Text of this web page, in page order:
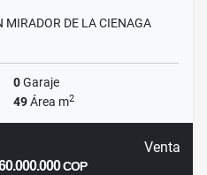
MIRADOR DE LA CIENAGA
0Garaje
49Área m2
Venta
COP